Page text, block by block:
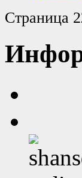
Страница